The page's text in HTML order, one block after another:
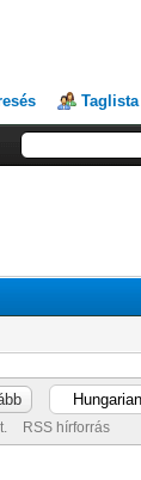
Taglista
RSS hírforrás